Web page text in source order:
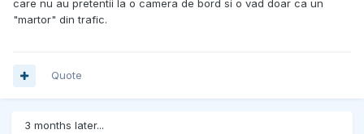
care nu au pretentii la o camera de bord si o vad doar ca un
"martor" din trafic.
Quote
3 months later...